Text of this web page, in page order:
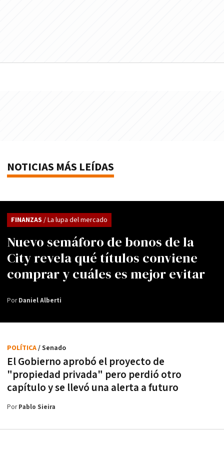
NOTICIAS MÁS LEÍDAS
Nuevo semáforo de bonos de la
City revela qué títulos conviene
comprar y cuáles es mejor evitar
FINANZAS / La lupa del mercado
PorDaniel Alberti
El Gobierno aprobó el proyecto de
"propiedad privada" pero perdió otro
capítulo y se llevó una alerta a futuro
POLÍTICA/ Senado
PorPablo Sieira